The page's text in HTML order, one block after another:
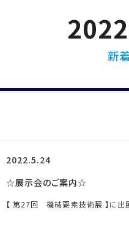
新
2022.5.24
☆展示会のご案内☆
【 第27回 機械要素技術展 】に出